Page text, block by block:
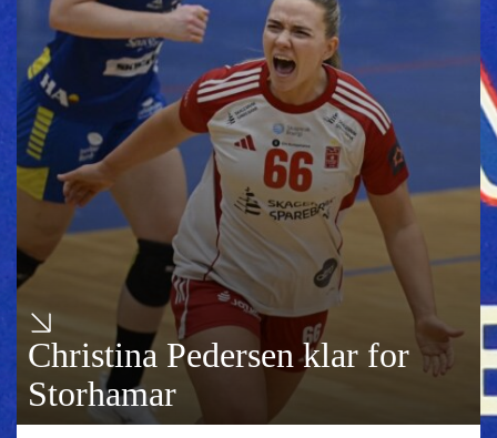
Christina Pedersen klar for
Storhamar